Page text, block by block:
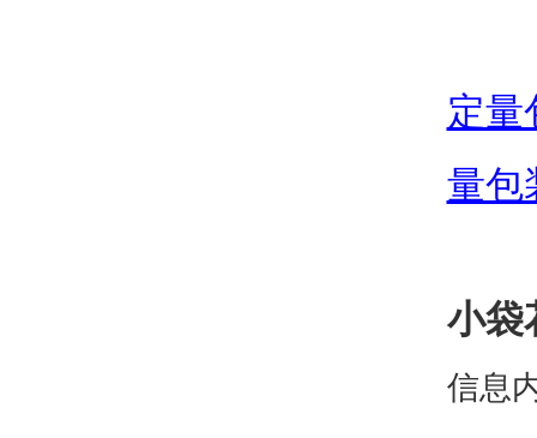
定量
量包
小袋
信息